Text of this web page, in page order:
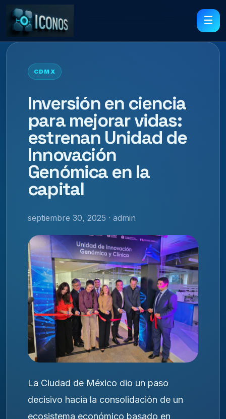
☰
CDMX
Inversión en ciencia
para mejorar vidas:
estrenan Unidad de
Innovación
Genómica en la
capital
septiembre 30, 2025 · admin
La Ciudad de México dio un paso
decisivo hacia la consolidación de un
ecosistema económico basado en